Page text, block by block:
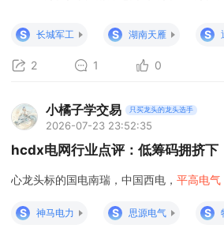
元。 三、
S 长城军工 S 湖南天雁 S
2 1 0
小橘子学交易 只买龙头的龙头选手
2026-07-23 23:52:35
hcdx电网行业点评：低筹码拥挤
心龙头标的国电南瑞，中国西电， 平高电气
S 神马电力 S 思源电气 S